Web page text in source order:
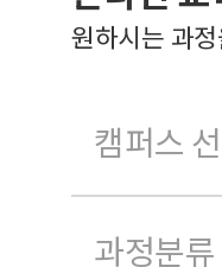
원하시는 과